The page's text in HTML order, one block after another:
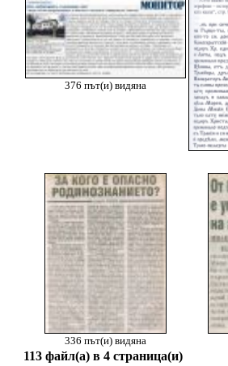
376 път(и) видяна
336 път(и) видяна
113 файл(а) в 4 страница(и)